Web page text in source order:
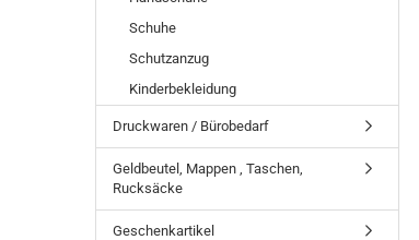
Schuhe
Schutzanzug
Kinderbekleidung
Druckwaren / Bürobedarf
Geldbeutel, Mappen , Taschen,
Rucksäcke
Geschenkartikel